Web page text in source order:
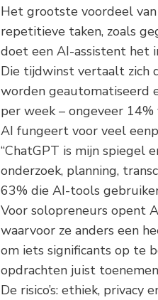
Het grootste voordeel
repetitieve taken, zoals
doet een AI-assistent het
Die tijdwinst vertaalt zich
worden geautomatiseerd
per week – ongeveer
AI fungeert voor veel
“ChatGPT is mijn spiegel
onderzoek, planning,
63% die AI-tools
Voor solopreneurs opent
waarvoor ze anders een
om iets significants op te
opdrachten juist
De risico’s: ethiek, privacy